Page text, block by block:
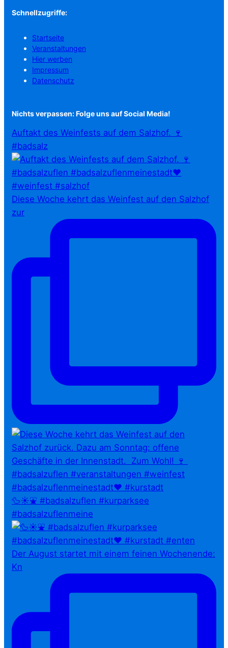
Schnellzugriffe:
Startseite
Veranstaltungen
Hier werben
Impressum
Datenschutz
Nichts verpassen: Folge uns auf Social Media!
Auftakt des Weinfests auf dem Salzhof. 🍷
#badsalz
Diese Woche kehrt das Weinfest auf den Salzhof
zur
🦆☀️⛲ #badsalzuflen #kurparksee
#badsalzuflenmeine
Der August startet mit einem feinen Wochenende:
Kn